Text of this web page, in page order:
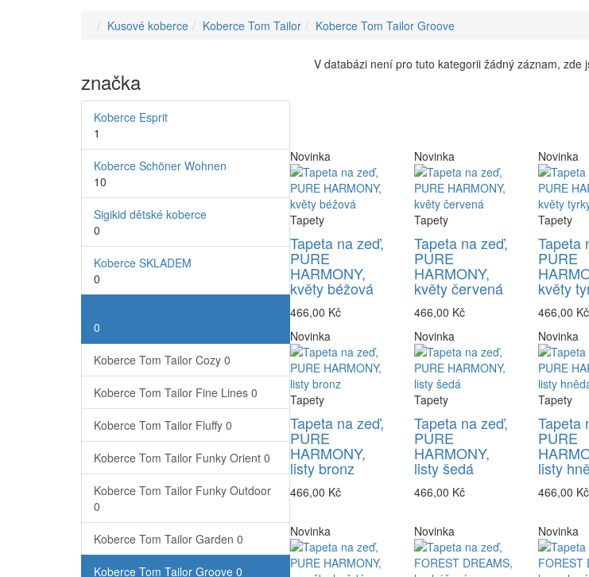
Kusové koberce Koberce Tom Tailor Koberce Tom Tailor Groove
značka
Koberce Esprit
1
Koberce Schöner Wohnen
10
Sigikid dětské koberce
0
Koberce SKLADEM
0
0
Koberce Tom Tailor Cozy 0
Koberce Tom Tailor Fine Lines 0
Koberce Tom Tailor Fluffy 0
Koberce Tom Tailor Funky Orient 0
Koberce Tom Tailor Funky Outdoor
0
Koberce Tom Tailor Garden 0
Koberce Tom Tailor Groove 0
V databázi není pro tuto kategorii žádný záznam, zde
Novinka
Tapety
Tapeta na zeď,
PURE
HARMONY,
květy béžová
466,00 Kč
Novinka
Tapety
Tapeta na zeď,
PURE
HARMONY,
květy červená
466,00 Kč
Novinka
Tapety
Tapeta
PURE
květy
466,00 Kč
Novinka
Tapety
Tapeta na zeď,
PURE
HARMONY,
listy bronz
466,00 Kč
Novinka
Tapety
Tapeta na zeď,
PURE
HARMONY,
listy šedá
466,00 Kč
Novinka
Tapety
Tapeta
PURE
listy
466,00 Kč
Novinka
Novinka Novinka